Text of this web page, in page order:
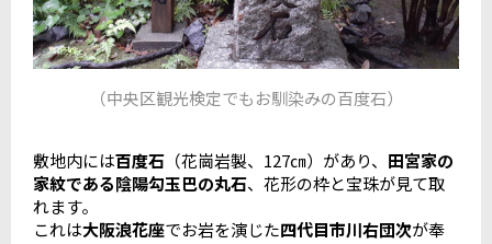
（中央区観光検定でもお馴染みの百度石）
敷地内には百度石 （花崗岩製、127㎝）があり、 田宮家の
家紋である陰陽勾玉巴の丸石、花形の枠と宝珠が見て取
れます。
これは大阪浪花座でお岩を演じた四代目市川右団次が奉